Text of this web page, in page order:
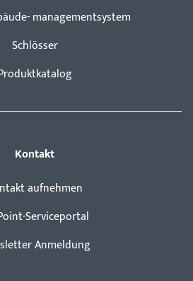
managementsystem
Schlösser
Kontakt
aufnehmen
Serviceportal
Anmeldung